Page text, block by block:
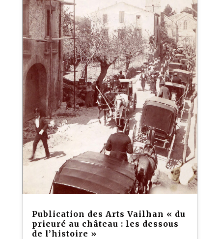
Publication des Arts Vailhan « du
prieuré au château : les dessous
de l’histoire »